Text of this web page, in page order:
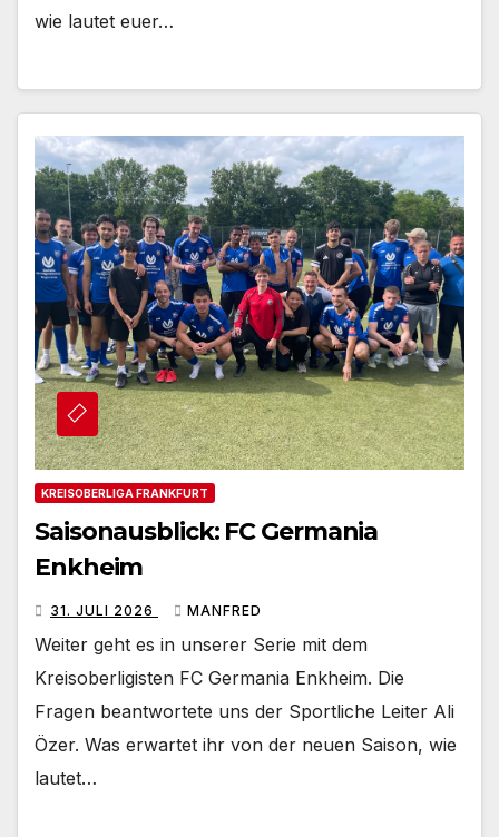
wie lautet euer…
KREISOBERLIGA FRANKFURT
Saisonausblick: FC Germania
Enkheim
31. JULI 2026 MANFRED
Weiter geht es in unserer Serie mit dem
Kreisoberligisten FC Germania Enkheim. Die
Fragen beantwortete uns der Sportliche Leiter Ali
Özer. Was erwartet ihr von der neuen Saison, wie
lautet…